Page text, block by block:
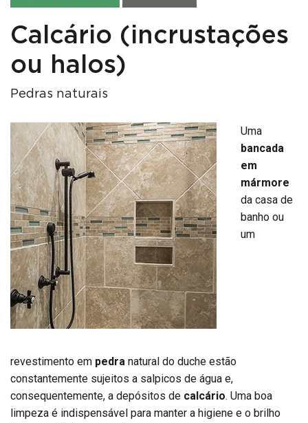
Calcário (incrustações
ou halos)
Pedras naturais
Uma
bancada
em
mármore
da casa de
banho ou
um
revestimento em pedra natural do duche estão
constantemente sujeitos a salpicos de água e,
consequentemente, a depósitos de calcário. Uma boa
limpeza é indispensável para manter a higiene e o brilho